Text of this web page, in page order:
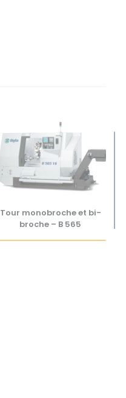
Tour monobroche et bi-
broche – B 565